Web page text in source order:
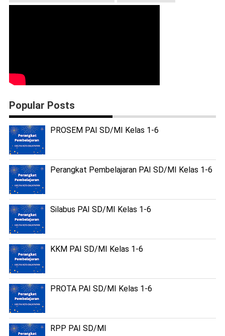
Popular Posts
PROSEM PAI SD/MI Kelas 1-6
Perangkat Pembelajaran PAI SD/MI Kelas 1-6
Silabus PAI SD/MI Kelas 1-6
KKM PAI SD/MI Kelas 1-6
PROTA PAI SD/MI Kelas 1-6
RPP PAI SD/MI